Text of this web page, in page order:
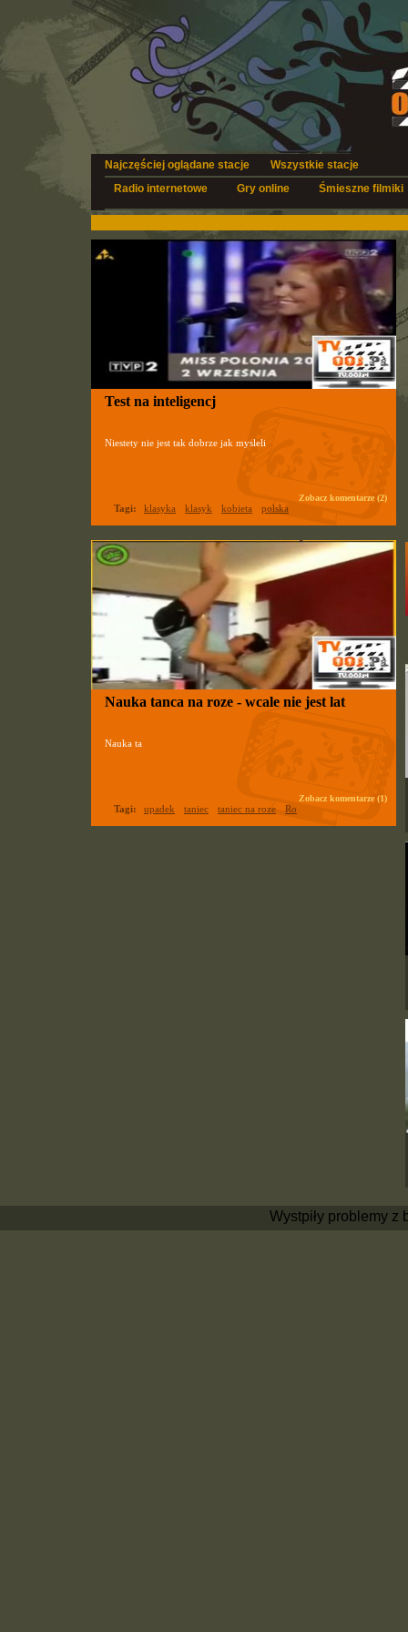
Najczęściej oglądane stacje
Wszystkie stacje
Radio internetowe
Gry online Śmieszne filmiki
Test na inteligencj
Niestety nie jest tak dobrze jak mysleli
Zobacz komentarze (2)
Tagi: klasyka klasyk kobieta polska
Nauka tanca na roze - wcale nie jest lat
Nauka ta
Zobacz komentarze (1)
Tagi: upadek taniec taniec na roze Ro
Wystpiły problemy z